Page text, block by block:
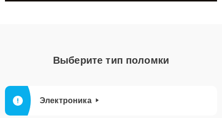
Выберите тип поломки
Электроника